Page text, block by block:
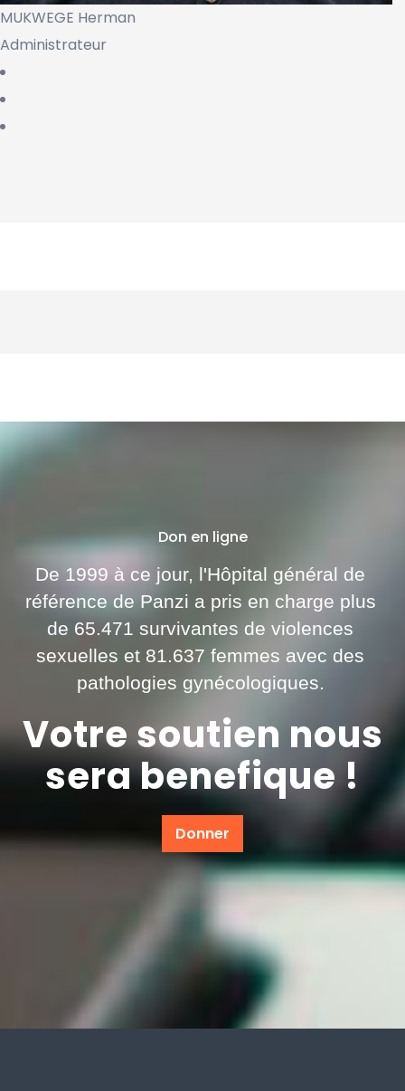
MUKWEGE Herman
Administrateur
Don en ligne
De 1999 à ce jour, l'Hôpital général de
référence de Panzi a pris en charge plus
de 65.471 survivantes de violences
sexuelles et 81.637 femmes avec des
pathologies gynécologiques.
Votre soutien nous
sera benefique !
Donner